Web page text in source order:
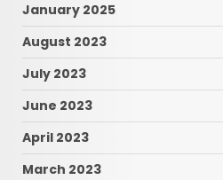
January 2025
August 2023
July 2023
June 2023
April 2023
March 2023